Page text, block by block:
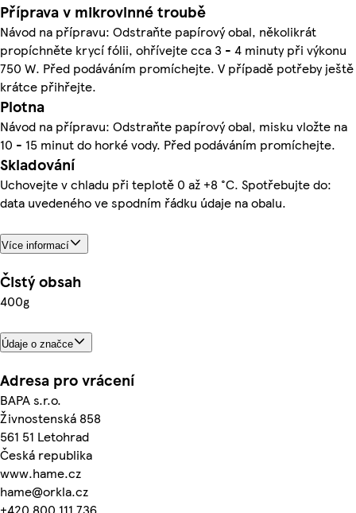
Příprava v mikrovlnné troubě
Návod na přípravu: Odstraňte papírový obal, několikrát
propíchněte krycí fólii, ohřívejte cca 3 - 4 minuty při výkonu
750 W. Před podáváním promíchejte. V případě potřeby ještě
krátce přihřejte.
Plotna
Návod na přípravu: Odstraňte papírový obal, misku vložte na
10 - 15 minut do horké vody. Před podáváním promíchejte.
Skladování
Uchovejte v chladu při teplotě 0 až +8 °C. Spotřebujte do:
data uvedeného ve spodním řádku údaje na obalu.
Více informací
Čistý obsah
400g
Údaje o značce
Adresa pro vrácení
BAPA s.r.o.
Živnostenská 858
561 51 Letohrad
Česká republika
www.hame.cz
hame@orkla.cz